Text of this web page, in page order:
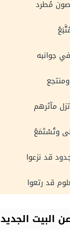
مُطرد
جوانبه
مآثرهم
وتُسْتَمَعُ
قد نزعوا
قد رتعوا
البيت الجديد